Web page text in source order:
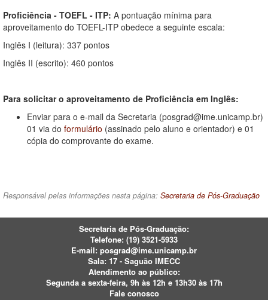
Proficiência - TOEFL - ITP: A pontuação mínima para
aproveitamento do TOEFL-ITP obedece a seguinte escala:
Inglês I (leitura): 337 pontos
Inglês II (escrito): 460 pontos
Para solicitar o aproveitamento de Proficiência em Inglês:
Enviar para o e-mail da Secretaria (posgrad@ime.unicamp.br)
01 via do formulário (assinado pelo aluno e orientador) e 01
cópia do comprovante do exame.
Responsável pelas informações nesta página: Secretaria de Pós-Graduação
Secretaria de Pós-Graduação:
Telefone: (19) 3521-5933
E-mail: posgrad@ime.unicamp.br
Sala: 17 - Saguão IMECC
Atendimento ao público:
Segunda a sexta-feira, 9h às 12h e 13h30 às 17h
Fale conosco